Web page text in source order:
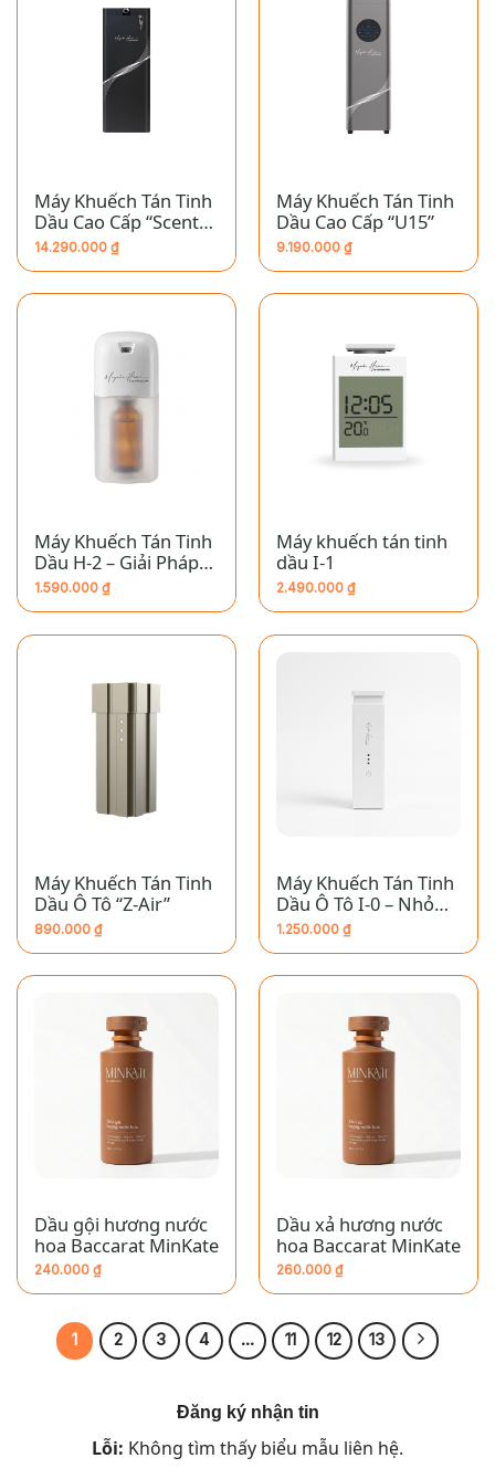
Máy Khuếch Tán Tinh
Dầu Cao Cấp “Scent
Station”
14.290.000 ₫
Máy Khuếch Tán Tinh
Dầu Cao Cấp “U15”
9.190.000 ₫
Máy Khuếch Tán Tinh
Dầu H-2 – Giải Pháp
Tạo Hương Chuyên
Nghiệp Cho Thang
1.590.000 ₫
Máy khuếch tán tinh
dầu I-1
2.490.000 ₫
Máy Khuếch Tán Tinh
Dầu Ô Tô “Z-Air”
890.000 ₫
Máy Khuếch Tán Tinh
Dầu Ô Tô I-0 – Nhỏ
Gọn, Tối Giản, Thơm
Mát Mọi Hành Trình
1.250.000 ₫
Dầu gội hương nước
hoa Baccarat MinKate
240.000 ₫
Dầu xả hương nước
hoa Baccarat MinKate
260.000 ₫
1 2 3 4 … 11 12 13
Đăng ký nhận tin
Lỗi: Không tìm thấy biểu mẫu liên hệ.